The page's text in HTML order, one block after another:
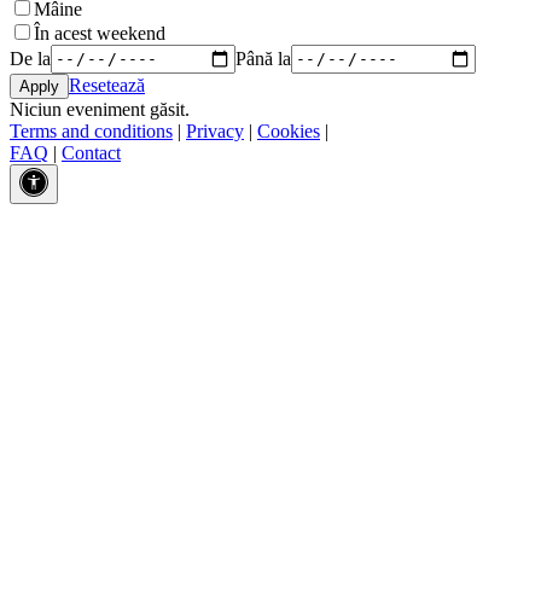
Mâine
În acest weekend
De la
Până la
Resetează
Niciun eveniment găsit.
Terms and conditions | Privacy | Cookies |
FAQ | Contact